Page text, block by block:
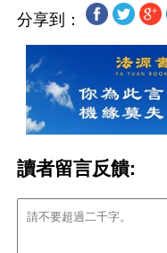
分享到：
讀者留言反饋: